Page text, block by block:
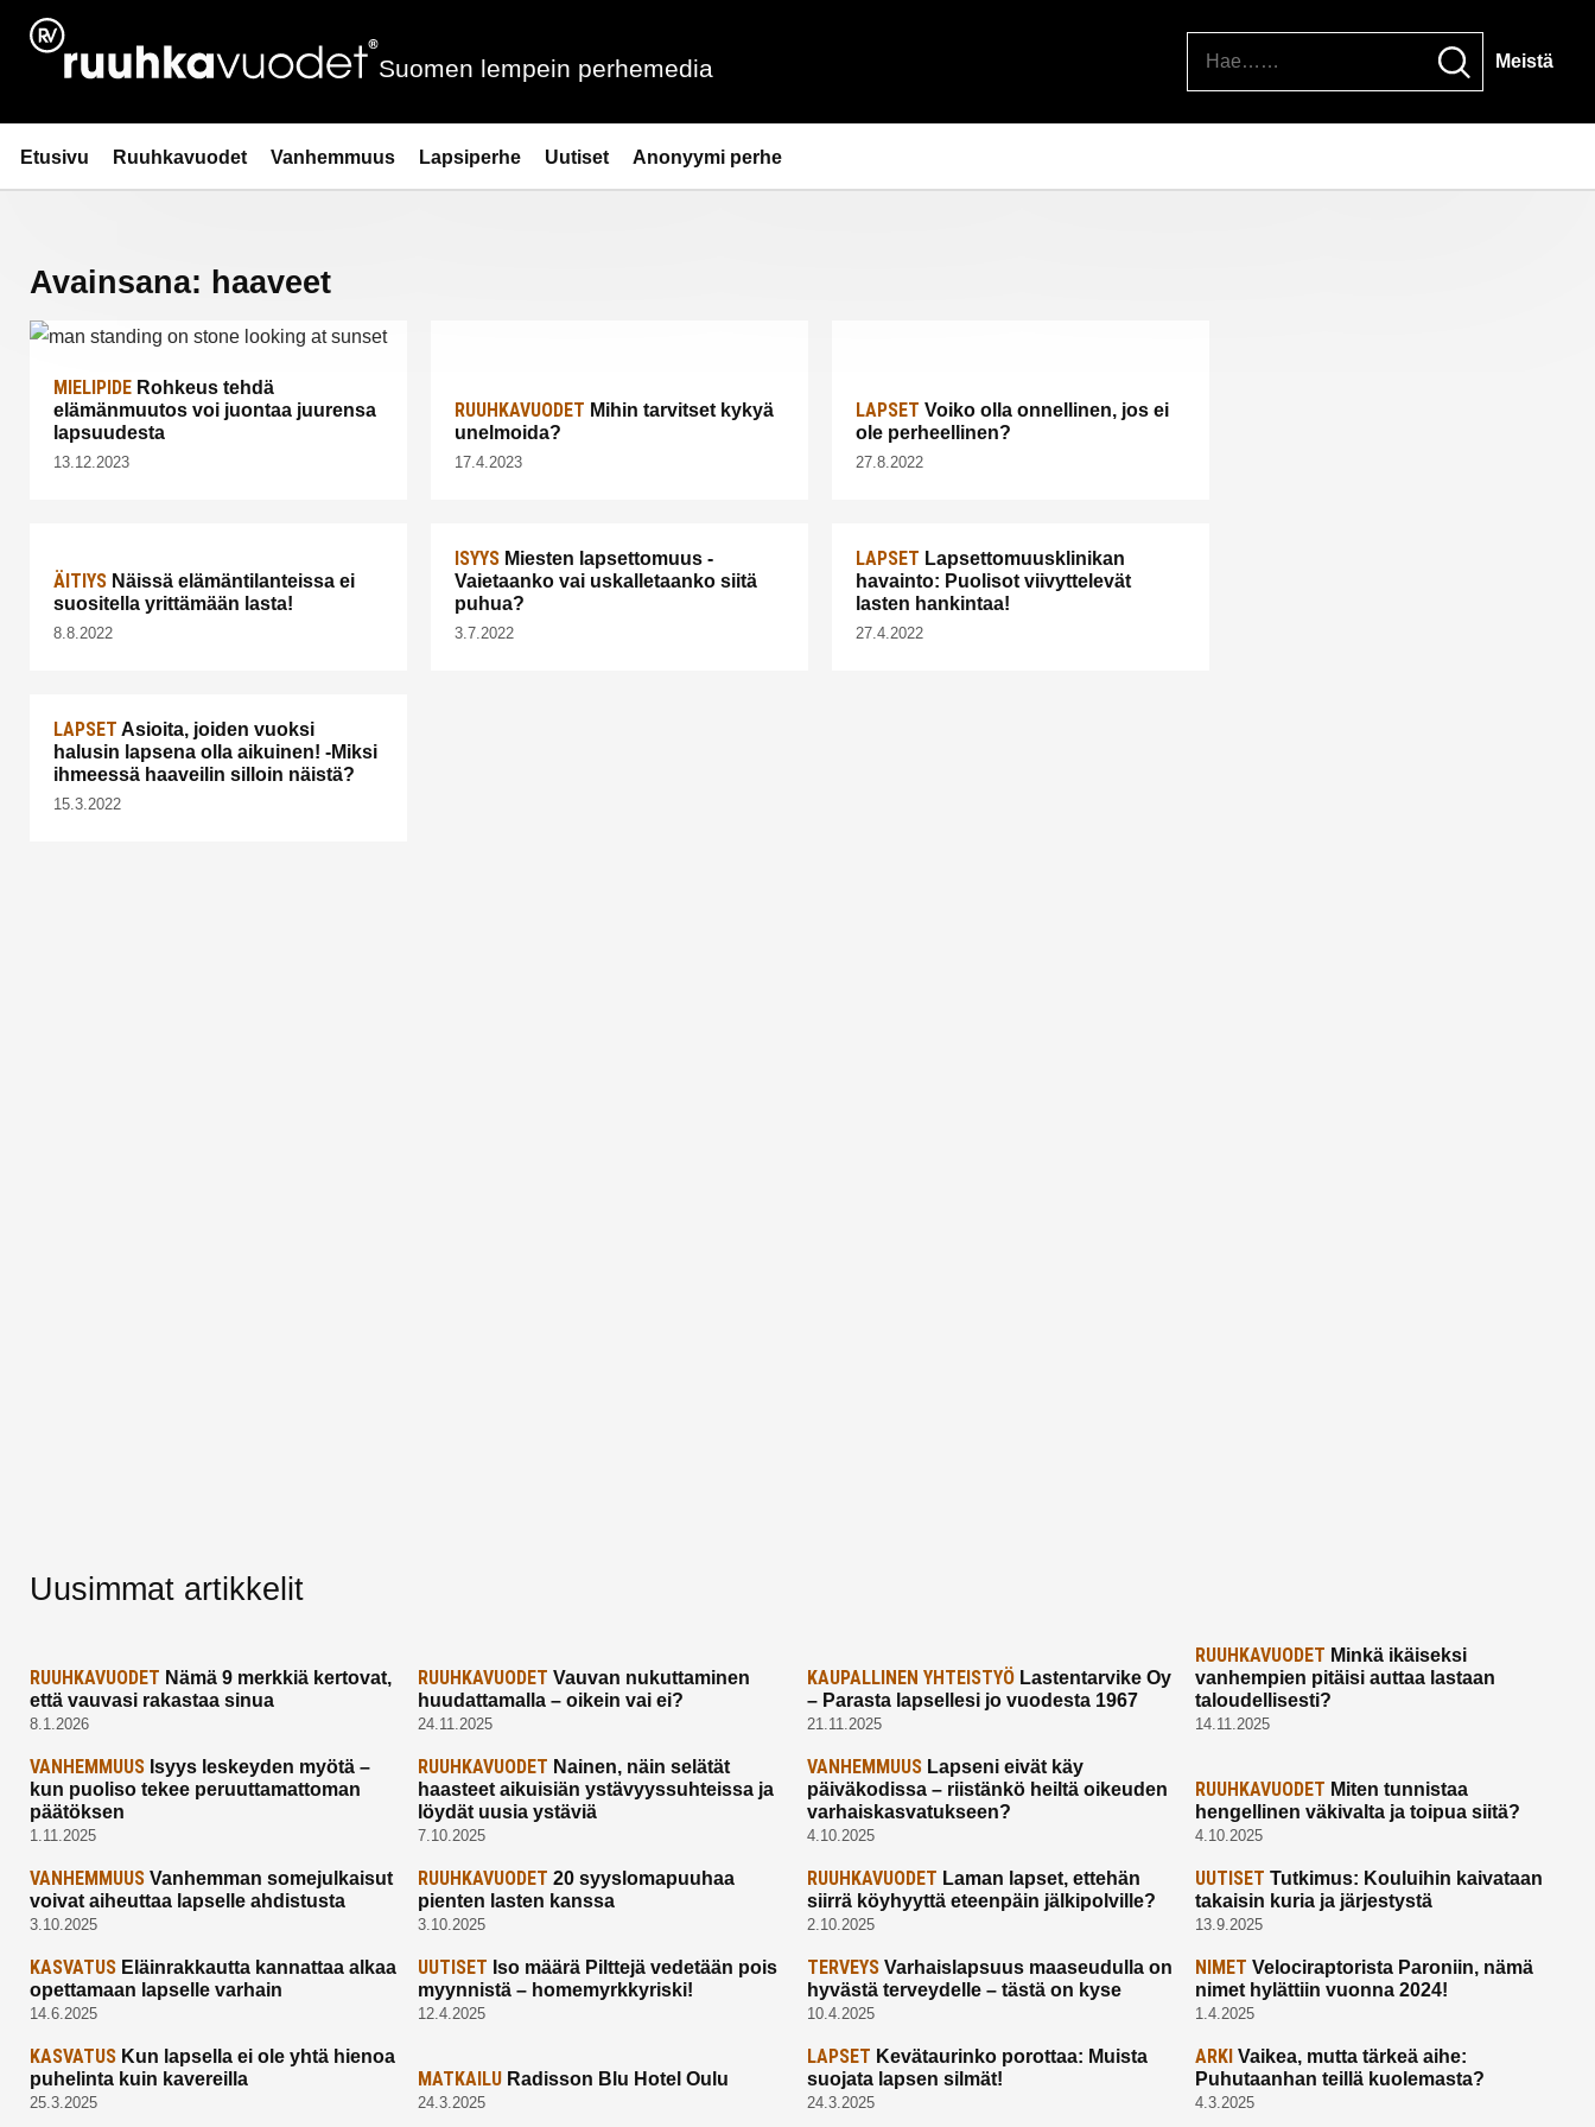
Siirry
sisältöön
Ruuhkavuodet.fi
Suomen lempein perhemedia Meistä
Etusivu Ruuhkavuodet Vanhemmuus Lapsiperhe Uutiset Anonyymi perhe
Avainsana: haaveet
MIELIPIDE Rohkeus tehdä
elämänmuutos voi juontaa juurensa
lapsuudesta
13.12.2023
RUUHKAVUODET Mihin tarvitset kykyä
unelmoida?
17.4.2023
LAPSET Voiko olla onnellinen, jos ei
ole perheellinen?
27.8.2022
ÄITIYS Näissä elämäntilanteissa ei
suositella yrittämään lasta!
8.8.2022
ISYYS Miesten lapsettomuus -
Vaietaanko vai uskalletaanko siitä
puhua?
3.7.2022
LAPSET Lapsettomuusklinikan
havainto: Puolisot viivyttelevät
lasten hankintaa!
27.4.2022
LAPSET Asioita, joiden vuoksi
halusin lapsena olla aikuinen! -Miksi
ihmeessä haaveilin silloin näistä?
15.3.2022
Uusimmat artikkelit
RUUHKAVUODET Nämä 9 merkkiä kertovat,
että vauvasi rakastaa sinua
8.1.2026
RUUHKAVUODET Vauvan nukuttaminen
huudattamalla – oikein vai ei?
24.11.2025
KAUPALLINEN YHTEISTYÖLastentarvike Oy
– Parasta lapsellesi jo vuodesta 1967
21.11.2025
RUUHKAVUODET Minkä ikäiseksi
vanhempien pitäisi auttaa lastaan
taloudellisesti?
14.11.2025
VANHEMMUUS Isyys leskeyden myötä –
kun puoliso tekee peruuttamattoman
päätöksen
1.11.2025
RUUHKAVUODET Nainen, näin selätät
haasteet aikuisiän ystävyyssuhteissa ja
löydät uusia ystäviä
7.10.2025
VANHEMMUUSLapseni eivät käy
päiväkodissa – riistänkö heiltä oikeuden
varhaiskasvatukseen?
4.10.2025
RUUHKAVUODET Miten tunnistaa
hengellinen väkivalta ja toipua siitä?
4.10.2025
VANHEMMUUS Vanhemman somejulkaisut
voivat aiheuttaa lapselle ahdistusta
3.10.2025
RUUHKAVUODET 20 syyslomapuuhaa
pienten lasten kanssa
3.10.2025
RUUHKAVUODET Laman lapset, ettehän
siirrä köyhyyttä eteenpäin jälkipolville?
2.10.2025
UUTISET Tutkimus: Kouluihin kaivataan
takaisin kuria ja järjestystä
13.9.2025
KASVATUS Eläinrakkautta kannattaa alkaa
opettamaan lapselle varhain
14.6.2025
UUTISET Iso määrä Pilttejä vedetään pois
myynnistä – homemyrkkyriski!
12.4.2025
TERVEYSVarhaislapsuus maaseudulla on
hyvästä terveydelle – tästä on kyse
10.4.2025
NIMET Velociraptorista Paroniin, nämä
nimet hylättiin vuonna 2024!
1.4.2025
KASVATUS Kun lapsella ei ole yhtä hienoa
puhelinta kuin kavereilla
25.3.2025
MATKAILU Radisson Blu Hotel Oulu
24.3.2025
LAPSET Kevätaurinko porottaa: Muista
suojata lapsen silmät!
24.3.2025
ARKI Vaikea, mutta tärkeä aihe:
Puhutaanhan teillä kuolemasta?
4.3.2025